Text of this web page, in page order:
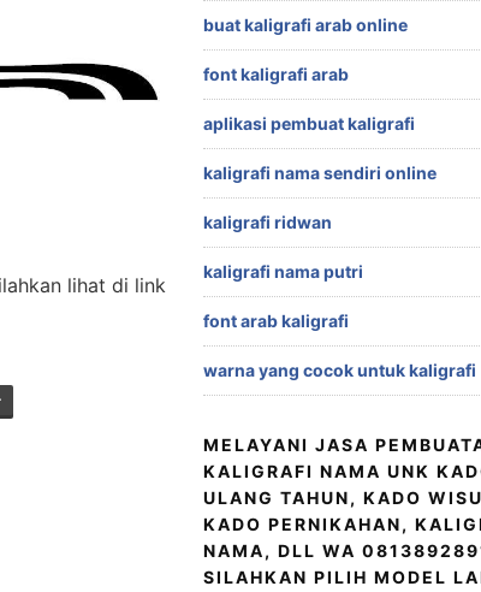
lihat di link
buat kaligrafi arab online
font kaligrafi arab
aplikasi pembuat kaligrafi
kaligrafi nama sendiri online
kaligrafi ridwan
kaligrafi nama putri
font arab kaligrafi
warna yang cocok untuk kaligrafi
MELAYANI JASA
KALIGRAFI NAMA UNK
ULANG TAHUN, KADO
KADO PERNIKAHAN,
NAMA, DLL WA
SILAHKAN PILIH MODEL